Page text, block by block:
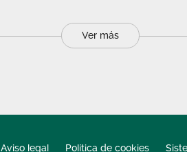
Ver más
Aviso legal Política de cookies